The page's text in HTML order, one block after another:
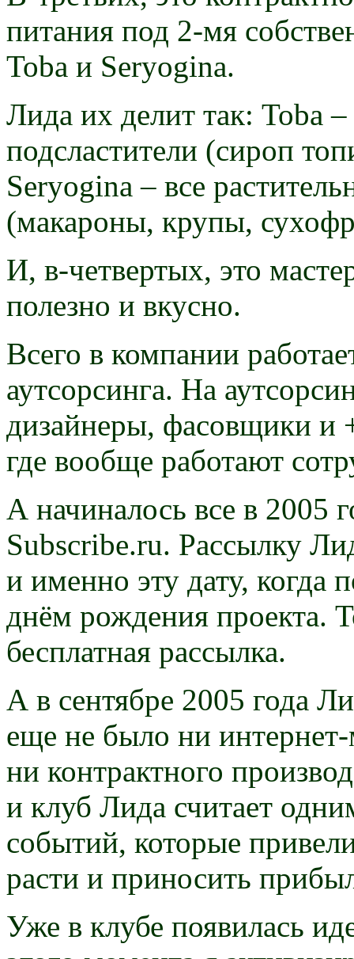
питания под 2-мя
Toba и Seryogina.
Лида их делит так: Toba
подсластители (сироп
Seryogina – все
(макароны, крупы,
И, в-четвертых, это
полезно и вкусно.
Всего в компании
аутсорсинга. На
дизайнеры, фасовщики и
где вообще работают
А начиналось все в 2005
Subscribe.ru. Рассылку
и именно эту дату, когда
днём рождения проекта.
бесплатная рассылка.
А в сентябре 2005 года
еще не было ни
ни контрактного
и клуб Лида считает
событий, которые
расти и приносить
Уже в клубе появилась